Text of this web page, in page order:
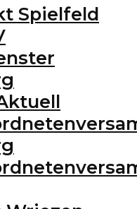
Spielfeld